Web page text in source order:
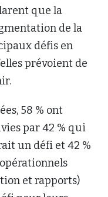
que la
de la
défis en
prévoient de
58 % ont
par 42 % qui
un défi et 42 %
et rapports)